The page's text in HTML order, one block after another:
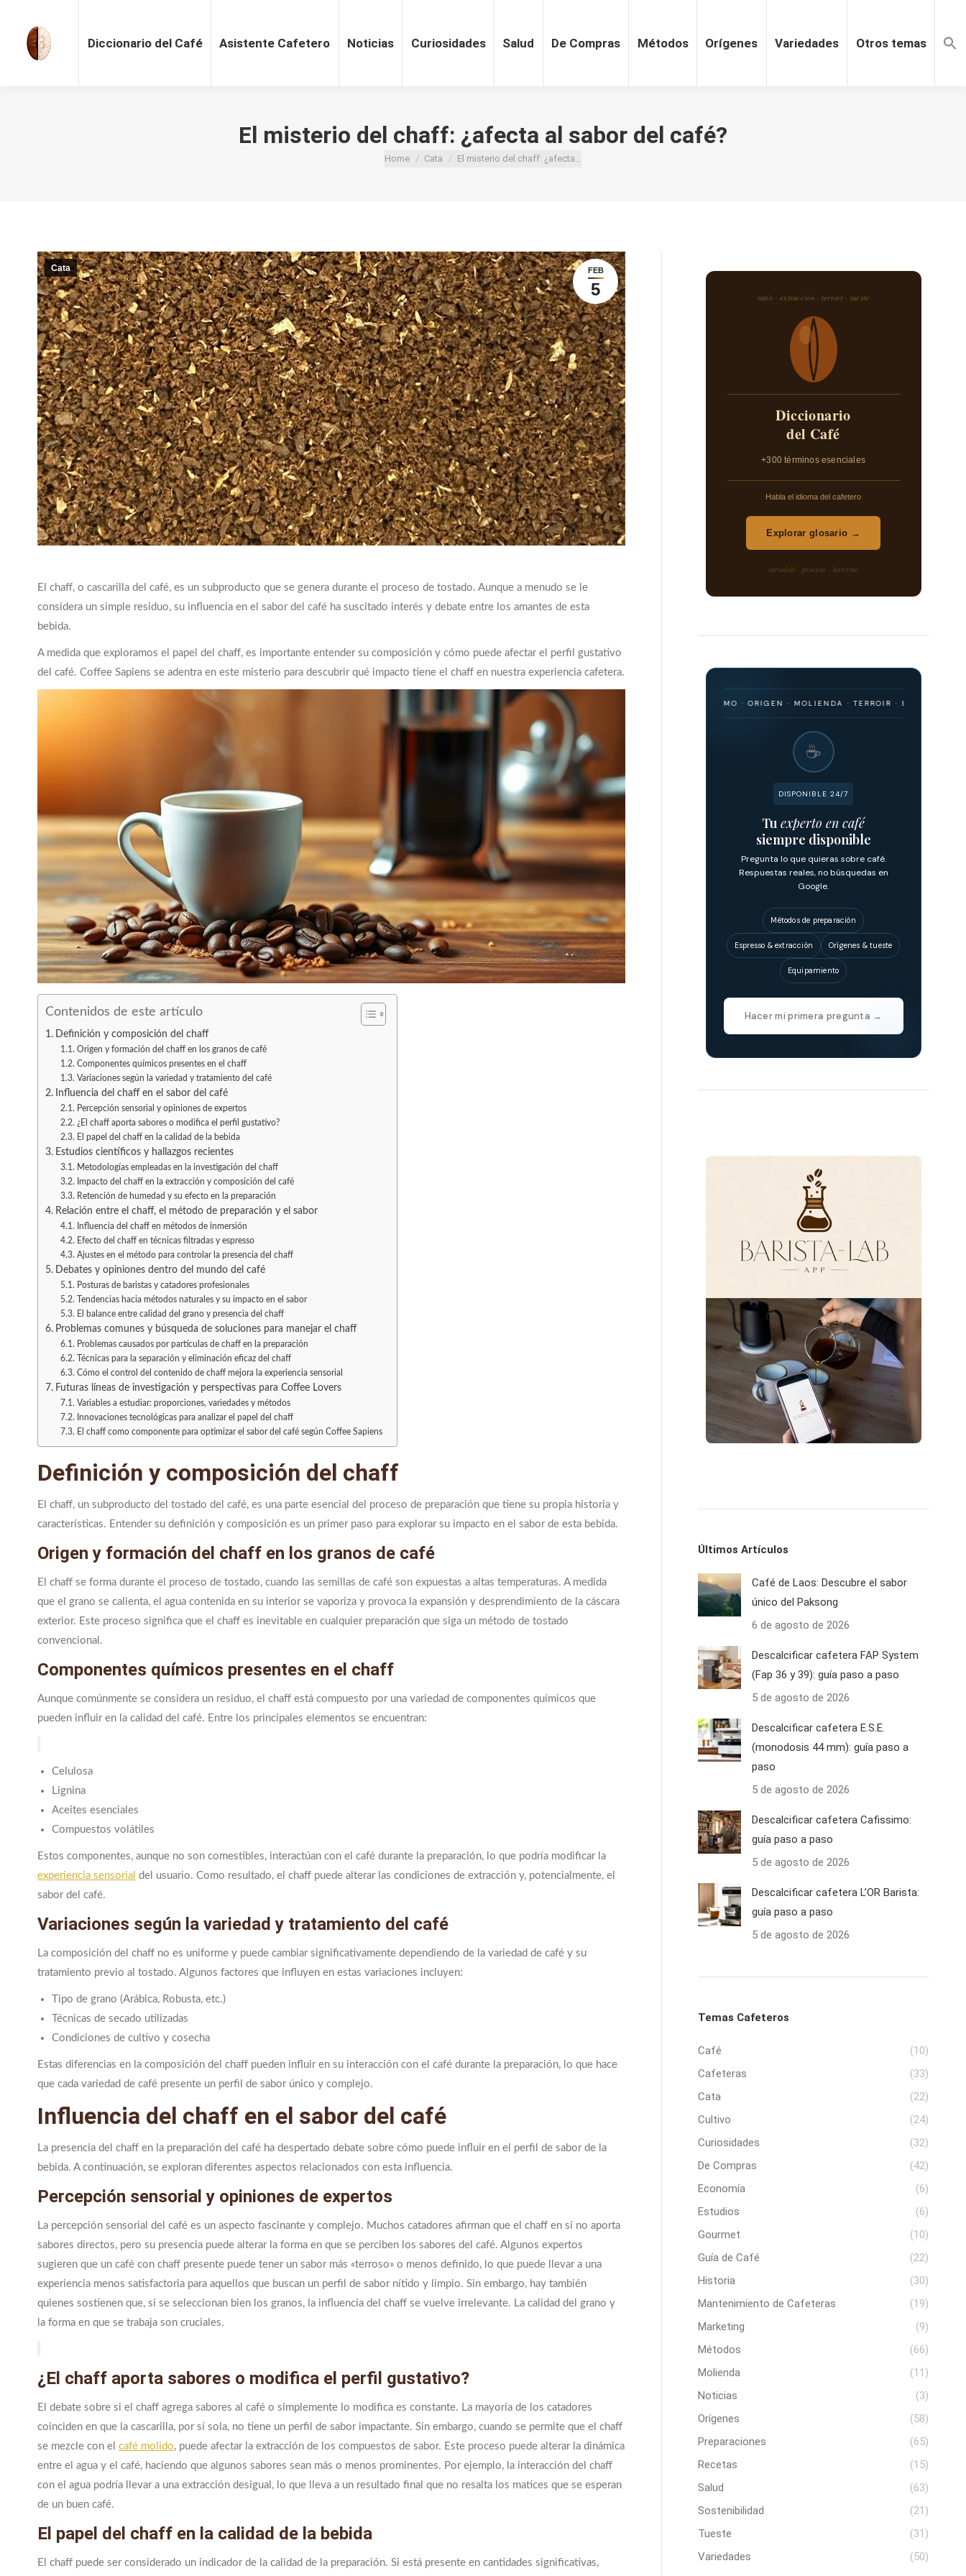
Diccionario del Café Asistente Cafetero Noticias Curiosidades Salud De Compras Métodos Orígenes Variedades Otros temas
El misterio del chaff: ¿afecta al sabor del café?
You are here:
Home Cata El misterio del chaff: ¿afecta…
FEB
5
Cata
El chaff, o cascarilla del café, es un subproducto que se genera durante el proceso de tostado. Aunque a menudo se le
considera un simple residuo, su influencia en el sabor del café ha suscitado interés y debate entre los amantes de esta
bebida.
A medida que exploramos el papel del chaff, es importante entender su composición y cómo puede afectar el perfil gustativo
del café. Coffee Sapiens se adentra en este misterio para descubrir qué impacto tiene el chaff en nuestra experiencia cafetera.
Contenidos de este artículo
Definición y composición del chaff
Origen y formación del chaff en los granos de café
Componentes químicos presentes en el chaff
Variaciones según la variedad y tratamiento del café
Influencia del chaff en el sabor del café
Percepción sensorial y opiniones de expertos
¿El chaff aporta sabores o modifica el perfil gustativo?
El papel del chaff en la calidad de la bebida
Estudios científicos y hallazgos recientes
Metodologías empleadas en la investigación del chaff
Impacto del chaff en la extracción y composición del café
Retención de humedad y su efecto en la preparación
Relación entre el chaff, el método de preparación y el sabor
Influencia del chaff en métodos de inmersión
Efecto del chaff en técnicas filtradas y espresso
Ajustes en el método para controlar la presencia del chaff
Debates y opiniones dentro del mundo del café
Posturas de baristas y catadores profesionales
Tendencias hacia métodos naturales y su impacto en el sabor
El balance entre calidad del grano y presencia del chaff
Problemas comunes y búsqueda de soluciones para manejar el chaff
Problemas causados por partículas de chaff en la preparación
Técnicas para la separación y eliminación eficaz del chaff
Cómo el control del contenido de chaff mejora la experiencia sensorial
Futuras líneas de investigación y perspectivas para Coffee Lovers
Variables a estudiar: proporciones, variedades y métodos
Innovaciones tecnológicas para analizar el papel del chaff
El chaff como componente para optimizar el sabor del café según Coffee Sapiens
Definición y composición del chaff
El chaff, un subproducto del tostado del café, es una parte esencial del proceso de preparación que tiene su propia historia y
características. Entender su definición y composición es un primer paso para explorar su impacto en el sabor de esta bebida.
Origen y formación del chaff en los granos de café
El chaff se forma durante el proceso de tostado, cuando las semillas de café son expuestas a altas temperaturas. A medida
que el grano se calienta, el agua contenida en su interior se vaporiza y provoca la expansión y desprendimiento de la cáscara
exterior. Este proceso significa que el chaff es inevitable en cualquier preparación que siga un método de tostado
convencional.
Componentes químicos presentes en el chaff
Aunque comúnmente se considera un residuo, el chaff está compuesto por una variedad de componentes químicos que
pueden influir en la calidad del café. Entre los principales elementos se encuentran:
Celulosa
Lignina
Aceites esenciales
Compuestos volátiles
Estos componentes, aunque no son comestibles, interactúan con el café durante la preparación, lo que podría modificar la
experiencia sensorial del usuario. Como resultado, el chaff puede alterar las condiciones de extracción y, potencialmente, el
sabor del café.
Variaciones según la variedad y tratamiento del café
La composición del chaff no es uniforme y puede cambiar significativamente dependiendo de la variedad de café y su
tratamiento previo al tostado. Algunos factores que influyen en estas variaciones incluyen:
Tipo de grano (Arábica, Robusta, etc.)
Técnicas de secado utilizadas
Condiciones de cultivo y cosecha
Estas diferencias en la composición del chaff pueden influir en su interacción con el café durante la preparación, lo que hace
que cada variedad de café presente un perfil de sabor único y complejo.
Influencia del chaff en el sabor del café
La presencia del chaff en la preparación del café ha despertado debate sobre cómo puede influir en el perfil de sabor de la
bebida. A continuación, se exploran diferentes aspectos relacionados con esta influencia.
Percepción sensorial y opiniones de expertos
La percepción sensorial del café es un aspecto fascinante y complejo. Muchos catadores afirman que el chaff en sí no aporta
sabores directos, pero su presencia puede alterar la forma en que se perciben los sabores del café. Algunos expertos
sugieren que un café con chaff presente puede tener un sabor más «terroso» o menos definido, lo que puede llevar a una
experiencia menos satisfactoria para aquellos que buscan un perfil de sabor nítido y limpio. Sin embargo, hay también
quienes sostienen que, si se seleccionan bien los granos, la influencia del chaff se vuelve irrelevante. La calidad del grano y
la forma en que se trabaja son cruciales.
¿El chaff aporta sabores o modifica el perfil gustativo?
El debate sobre si el chaff agrega sabores al café o simplemente lo modifica es constante. La mayoría de los catadores
coinciden en que la cascarilla, por sí sola, no tiene un perfil de sabor impactante. Sin embargo, cuando se permite que el chaff
se mezcle con el café molido, puede afectar la extracción de los compuestos de sabor. Este proceso puede alterar la dinámica
entre el agua y el café, haciendo que algunos sabores sean más o menos prominentes. Por ejemplo, la interacción del chaff
con el agua podría llevar a una extracción desigual, lo que lleva a un resultado final que no resalta los matices que se esperan
de un buen café.
El papel del chaff en la calidad de la bebida
El chaff puede ser considerado un indicador de la calidad de la preparación. Si está presente en cantidades significativas,
ratio · extracción · terroir · tueste
Diccionario
del Café
+300 términos esenciales
Habla el idioma del cafetero
Explorar glosario →
variedad · proceso · barismo
EXTRACCIÓN · TUESTE · RATIO · MÉTODO · BARISMO · ORIGEN · MOLIENDA · TERROIR · ESPRESSO ·
☕
DISPONIBLE 24/7
Tuexperto en café
siempre disponible
Pregunta lo que quieras sobre café.
Respuestas reales, no búsquedas en
Google.
Métodos de preparación
Espresso & extracción Orígenes & tueste
Equipamiento
Hacer mi primera pregunta →
Últimos Artículos
Café de Laos: Descubre el sabor
único del Paksong
6 de agosto de 2026
Descalcificar cafetera FAP System
(Fap 36 y 39): guía paso a paso
5 de agosto de 2026
Descalcificar cafetera E.S.E.
(monodosis 44 mm): guía paso a
paso
5 de agosto de 2026
Descalcificar cafetera Cafissimo:
guía paso a paso
5 de agosto de 2026
Descalcificar cafetera L’OR Barista:
guía paso a paso
5 de agosto de 2026
Temas Cafeteros
Café
(10)
Cafeteras
(33)
Cata
(22)
Cultivo
(24)
Curiosidades
(32)
De Compras
(42)
Economía
(6)
Estudios
(6)
Gourmet
(10)
Guía de Café
(22)
Historia
(30)
Mantenimiento de Cafeteras
(19)
Marketing
(9)
Métodos
(66)
Molienda
(11)
Noticias
(3)
Orígenes
(58)
Preparaciones
(65)
Recetas
(15)
Salud
(63)
Sostenibilidad
(21)
Tueste
(31)
Variedades
(50)